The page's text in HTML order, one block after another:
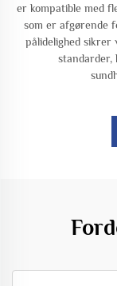
er kompatible med
som er afgørende
pålidelighed
standarder,